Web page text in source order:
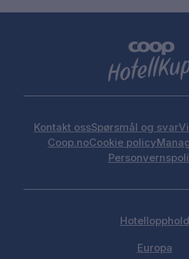
Kontakt ossSpørsmål og svar
Coop.noCookie policy
Hotellopphold
Europa